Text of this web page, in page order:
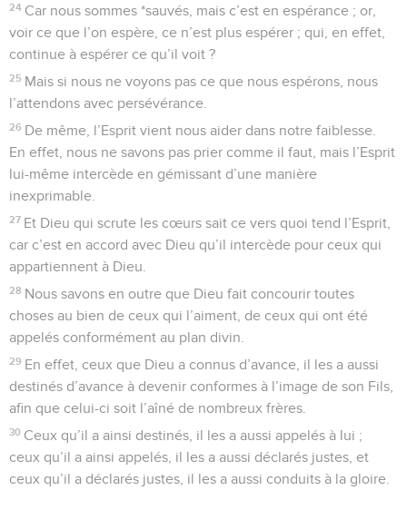
24 Car nous sommes *sauvés, mais c’est en espérance ; or,
voir ce que l’on espère, ce n’est plus espérer ; qui, en effet,
continue à espérer ce qu’il voit ?
25 Mais si nous ne voyons pas ce que nous espérons, nous
l’attendons avec persévérance.
26 De même, l’Esprit vient nous aider dans notre faiblesse.
En effet, nous ne savons pas prier comme il faut, mais l’Esprit
lui-même intercède en gémissant d’une manière
inexprimable.
27 Et Dieu qui scrute les cœurs sait ce vers quoi tend l’Esprit,
car c’est en accord avec Dieu qu’il intercède pour ceux qui
appartiennent à Dieu.
28 Nous savons en outre que Dieu fait concourir toutes
choses au bien de ceux qui l’aiment, de ceux qui ont été
appelés conformément au plan divin.
29 En effet, ceux que Dieu a connus d’avance, il les a aussi
destinés d’avance à devenir conformes à l’image de son Fils,
afin que celui-ci soit l’aîné de nombreux frères.
30 Ceux qu’il a ainsi destinés, il les a aussi appelés à lui ;
ceux qu’il a ainsi appelés, il les a aussi déclarés justes, et
ceux qu’il a déclarés justes, il les a aussi conduits à la gloire.